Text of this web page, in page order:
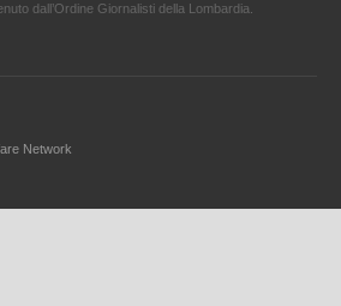
dall’Ordine Giornalisti della Lombardia.
Network